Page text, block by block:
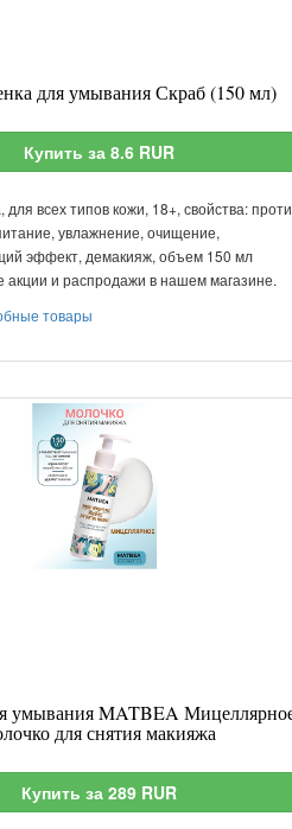
для умывания Скраб (150 мл)
Купить за 8.6 RUR
для всех типов кожи, 18+, свойства:
увлажнение, очищение,
эффект, демакияж, объем 150 мл
акции и распродажи в нашем магазине.
товары
умывания MATBEA
для снятия макияжа
Купить за 289 RUR